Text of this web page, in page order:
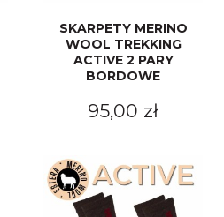
SKARPETY MERINO
WOOL TREKKING
ACTIVE 2 PARY
BORDOWE
95,00 zł